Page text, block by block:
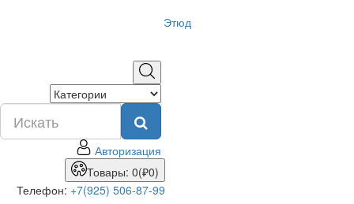
Этюд
Авторизация
Товары: 0(₽0)
Телефон: +7(925) 506-87-99